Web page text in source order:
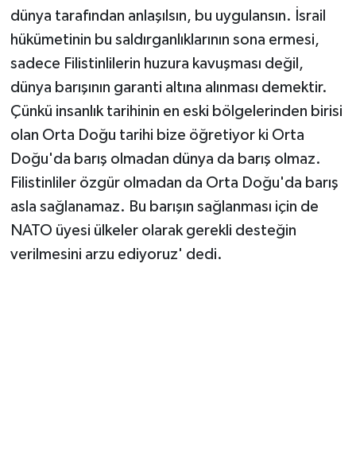
dünya tarafından anlaşılsın, bu uygulansın. İsrail
hükümetinin bu saldırganlıklarının sona ermesi,
sadece Filistinlilerin huzura kavuşması değil,
dünya barışının garanti altına alınması demektir.
Çünkü insanlık tarihinin en eski bölgelerinden birisi
olan Orta Doğu tarihi bize öğretiyor ki Orta
Doğu'da barış olmadan dünya da barış olmaz.
Filistinliler özgür olmadan da Orta Doğu'da barış
asla sağlanamaz. Bu barışın sağlanması için de
NATO üyesi ülkeler olarak gerekli desteğin
verilmesini arzu ediyoruz' dedi.